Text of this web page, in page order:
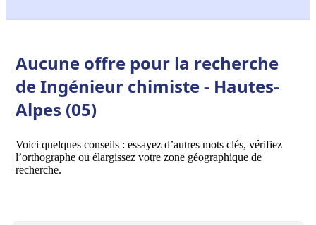
Aucune offre pour la recherche
de Ingénieur chimiste - Hautes-
Alpes (05)
Voici quelques conseils : essayez d’autres mots clés, vérifiez
l’orthographe ou élargissez votre zone géographique de
recherche.